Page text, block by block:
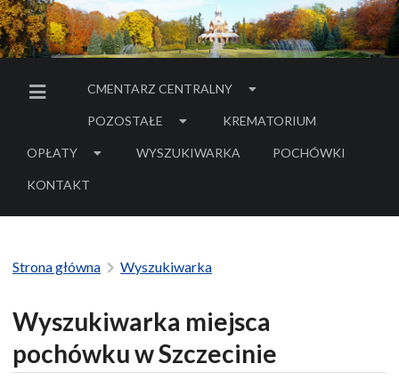
MENU BOCZNE
CMENTARZ CENTRALNY
POZOSTAŁE KREMATORIUM
OPŁATY WYSZUKIWARKA POCHÓWKI
- LINK DO SERWISU
KONTAKT
Strona główna Wyszukiwarka
Wyszukiwarka miejsca
pochówku w Szczecinie